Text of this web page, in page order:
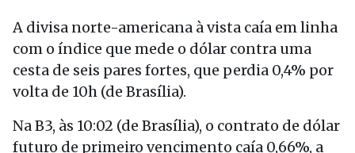
A divisa norte-americana à vista caía em linha
com o índice que mede o dólar contra uma
cesta de seis pares fortes, que perdia 0,4% por
volta de 10h (de Brasília).
Na B3, às 10:02 (de Brasília), o contrato de dólar
futuro de primeiro vencimento caía 0,66%, a